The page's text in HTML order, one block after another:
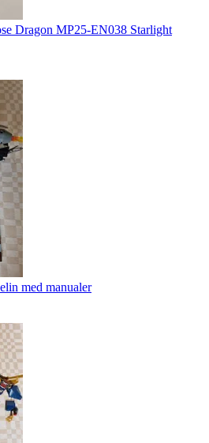
Dragon MP25-EN038 Starlight
med manualer